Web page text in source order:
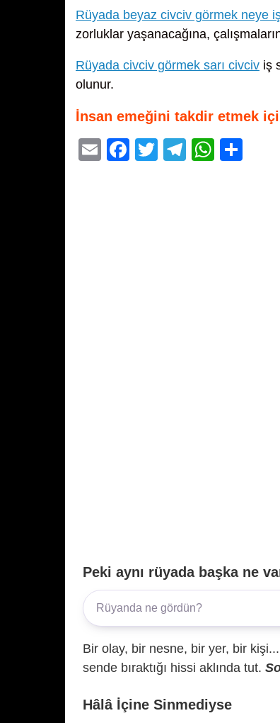
Rüyada beyaz civciv görmek neye
zorluklar yaşanacağına,
Rüyada civciv görmek sarı civciv iş
olunur.
İnsan emeğini takdir etmek
E
F
T
T
W
Peki aynı rüyada başka ne
Bir olay, bir nesne, bir yer, bir
sende bıraktığı hissi aklında tut.
Hâlâ İçine Sinmediyse